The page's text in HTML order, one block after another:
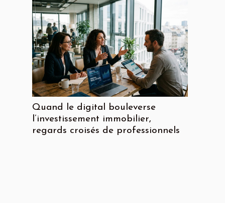
Quand le digital bouleverse
l’investissement immobilier,
regards croisés de professionnels